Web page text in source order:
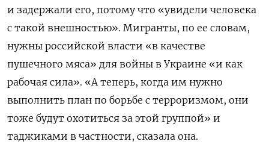
и задержали его, потому что «увидели человека
с такой внешностью». Мигранты, по ее словам,
нужны российской власти «в качестве
пушечного мяса» для войны в Украине «и как
рабочая сила». «А теперь, когда им нужно
выполнить план по борьбе с терроризмом, они
тоже будут охотиться за этой группой» и
таджиками в частности, сказала она.